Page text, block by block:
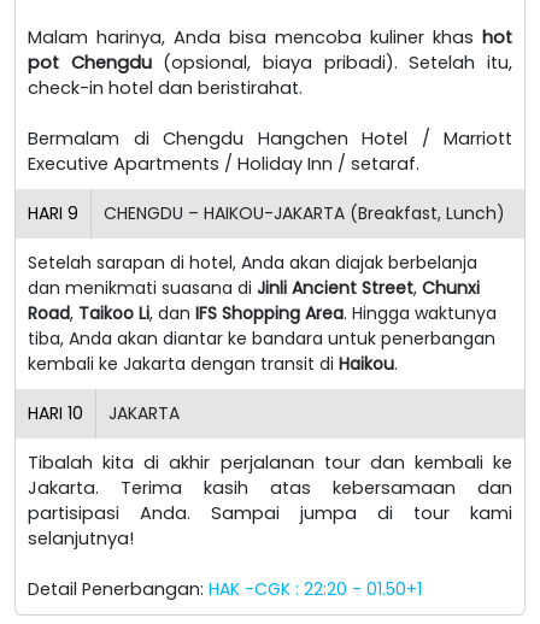
Malam harinya, Anda bisa mencoba kuliner khas hot
pot Chengdu(opsional, biaya pribadi). Setelah itu,
check-in hotel dan beristirahat.
Bermalam di Chengdu Hangchen Hotel / Marriott
Executive Apartments / Holiday Inn / setaraf.
HARI 9 CHENGDU – HAIKOU-JAKARTA (Breakfast, Lunch)
Setelah sarapan di hotel, Anda akan diajak berbelanja
dan menikmati suasana di Jinli Ancient Street, Chunxi
Road, Taikoo Li, dan IFS Shopping Area. Hingga waktunya
tiba, Anda akan diantar ke bandara untuk penerbangan
kembali ke Jakarta dengan transit di Haikou.
HARI 10 JAKARTA
Tibalah kita di akhir perjalanan tour dan kembali ke
Jakarta. Terima kasih atas kebersamaan dan
partisipasi Anda. Sampai jumpa di tour kami
selanjutnya!
Detail Penerbangan: HAK -CGK : 22:20 - 01.50+1